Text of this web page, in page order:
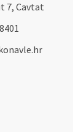
7, Cavtat